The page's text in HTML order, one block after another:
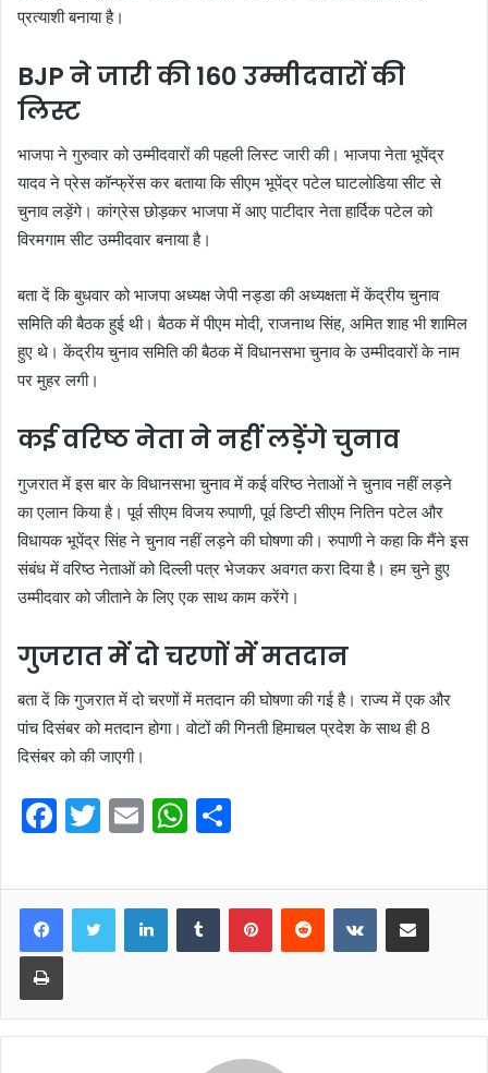
प्रत्याशी बनाया है।
BJP ने जारी की 160 उम्मीदवारों की
लिस्ट
भाजपा ने गुरुवार को उम्मीदवारों की पहली लिस्ट जारी की। भाजपा नेता भूपेंद्र
यादव ने प्रेस कॉन्फ्रेंस कर बताया कि सीएम भूपेंद्र पटेल घाटलोडिया सीट से
चुनाव लड़ेंगे। कांग्रेस छोड़कर भाजपा में आए पाटीदार नेता हार्दिक पटेल को
विरमगाम सीट उम्मीदवार बनाया है।
बता दें कि बुधवार को भाजपा अध्यक्ष जेपी नड्डा की अध्यक्षता में केंद्रीय चुनाव
समिति की बैठक हुई थी। बैठक में पीएम मोदी, राजनाथ सिंह, अमित शाह भी शामिल
हुए थे। केंद्रीय चुनाव समिति की बैठक में विधानसभा चुनाव के उम्मीदवारों के नाम
पर मुहर लगी।
कई वरिष्ठ नेता ने नहीं लड़ेंगे चुनाव
गुजरात में इस बार के विधानसभा चुनाव में कई वरिष्ठ नेताओं ने चुनाव नहीं लड़ने
का एलान किया है। पूर्व सीएम विजय रुपाणी, पूर्व डिप्टी सीएम नितिन पटेल और
विधायक भूपेंद्र सिंह ने चुनाव नहीं लड़ने की घोषणा की। रुपाणी ने कहा कि मैंने इस
संबंध में वरिष्ठ नेताओं को दिल्ली पत्र भेजकर अवगत करा दिया है। हम चुने हुए
उम्मीदवार को जीताने के लिए एक साथ काम करेंगे।
गुजरात में दो चरणों में मतदान
बता दें कि गुजरात में दो चरणों में मतदान की घोषणा की गई है। राज्य में एक और
पांच दिसंबर को मतदान होगा। वोटों की गिनती हिमाचल प्रदेश के साथ ही 8
दिसंबर को की जाएगी।
F
c
e
b
o
o
T
itt
er
E
ai
l
W
at
s
A
p
ar
e